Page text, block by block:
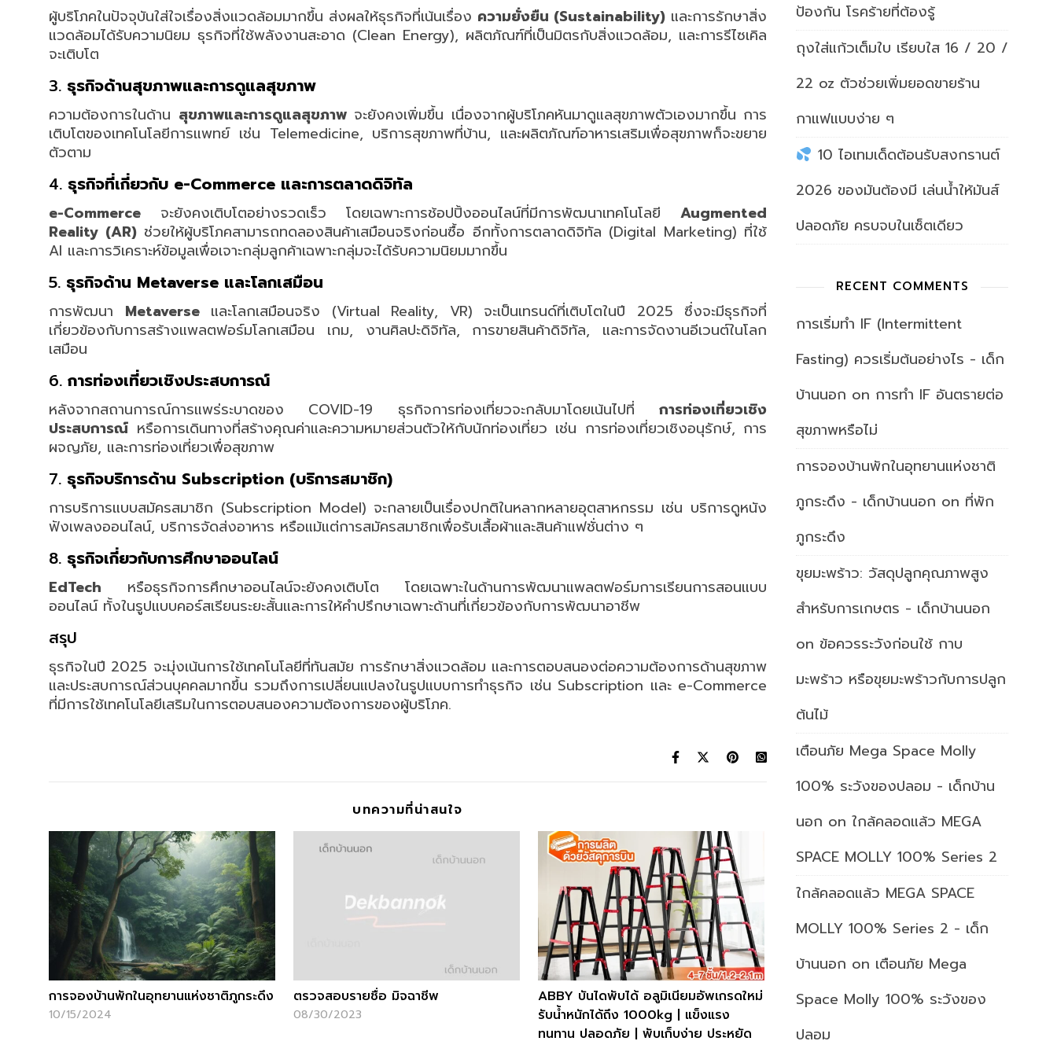
ผู้บริโภคในปัจจุบันใส่ใจเรื่องสิ่งแวดล้อมมากขึ้น ส่งผลให้ธุรกิจที่เน้นเรื่อง ความยั่งยืน (Sustainability) และการรักษาสิ่ง
แวดล้อมได้รับความนิยม ธุรกิจที่ใช้พลังงานสะอาด (Clean Energy), ผลิตภัณฑ์ที่เป็นมิตรกับสิ่งแวดล้อม, และการรีไซเคิล
จะเติบโต
3. ธุรกิจด้านสุขภาพและการดูแลสุขภาพ
ความต้องการในด้าน สุขภาพและการดูแลสุขภาพจะยังคงเพิ่มขึ้น เนื่องจากผู้บริโภคหันมาดูแลสุขภาพตัวเองมากขึ้น การ
เติบโตของเทคโนโลยีการแพทย์ เช่น Telemedicine, บริการสุขภาพที่บ้าน, และผลิตภัณฑ์อาหารเสริมเพื่อสุขภาพก็จะขยาย
ตัวตาม
4. ธุรกิจที่เกี่ยวกับ e-Commerce และการตลาดดิจิทัล
e-Commerce จะยังคงเติบโตอย่างรวดเร็ว โดยเฉพาะการช้อปปิ้งออนไลน์ที่มีการพัฒนาเทคโนโลยี Augmented
Reality (AR)ช่วยให้ผู้บริโภคสามารถทดลองสินค้าเสมือนจริงก่อนซื้อ อีกทั้งการตลาดดิจิทัล (Digital Marketing) ที่ใช้
AI และการวิเคราะห์ข้อมูลเพื่อเจาะกลุ่มลูกค้าเฉพาะกลุ่มจะได้รับความนิยมมากขึ้น
5. ธุรกิจด้าน Metaverse และโลกเสมือน
การพัฒนา Metaverseและโลกเสมือนจริง (Virtual Reality, VR) จะเป็นเทรนด์ที่เติบโตในปี 2025 ซึ่งจะมีธุรกิจที่
เกี่ยวข้องกับการสร้างแพลตฟอร์มโลกเสมือน เกม, งานศิลปะดิจิทัล, การขายสินค้าดิจิทัล, และการจัดงานอีเวนต์ในโลก
เสมือน
6. การท่องเที่ยวเชิงประสบการณ์
หลังจากสถานการณ์การแพร่ระบาดของ COVID-19 ธุรกิจการท่องเที่ยวจะกลับมาโดยเน้นไปที่ การท่องเที่ยวเชิง
ประสบการณ์ หรือการเดินทางที่สร้างคุณค่าและความหมายส่วนตัวให้กับนักท่องเที่ยว เช่น การท่องเที่ยวเชิงอนุรักษ์, การ
ผจญภัย, และการท่องเที่ยวเพื่อสุขภาพ
7. ธุรกิจบริการด้าน Subscription (บริการสมาชิก)
การบริการแบบสมัครสมาชิก (Subscription Model) จะกลายเป็นเรื่องปกติในหลากหลายอุตสาหกรรม เช่น บริการดูหนัง
ฟังเพลงออนไลน์, บริการจัดส่งอาหาร หรือแม้แต่การสมัครสมาชิกเพื่อรับเสื้อผ้าและสินค้าแฟชั่นต่าง ๆ
8. ธุรกิจเกี่ยวกับการศึกษาออนไลน์
EdTech หรือธุรกิจการศึกษาออนไลน์จะยังคงเติบโต โดยเฉพาะในด้านการพัฒนาแพลตฟอร์มการเรียนการสอนแบบ
ออนไลน์ ทั้งในรูปแบบคอร์สเรียนระยะสั้นและการให้คำปรึกษาเฉพาะด้านที่เกี่ยวข้องกับการพัฒนาอาชีพ
สรุป
ธุรกิจในปี 2025 จะมุ่งเน้นการใช้เทคโนโลยีที่ทันสมัย การรักษาสิ่งแวดล้อม และการตอบสนองต่อความต้องการด้านสุขภาพ
และประสบการณ์ส่วนบุคคลมากขึ้น รวมถึงการเปลี่ยนแปลงในรูปแบบการทำธุรกิจ เช่น Subscription และ e-Commerce
ที่มีการใช้เทคโนโลยีเสริมในการตอบสนองความต้องการของผู้บริโภค.
บทความที่น่าสนใจ
การจองบ้านพักในอุทยานแห่งชาติภูกระดึง
10/15/2024
ตรวจสอบรายชื่อ มิจฉาชีพ
08/30/2023
ABBY บันไดพับได้ อลูมิเนียมอัพเกรดใหม่
รับน้ำหนักได้ถึง 1000kg | แข็งแรง
ทนทาน ปลอดภัย | พับเก็บง่าย ประหยัด
ป้องกัน โรคร้ายที่ต้องรู้
ถุงใส่แก้วเต็มใบ เรียบใส 16 / 20 /
22 oz ตัวช่วยเพิ่มยอดขายร้าน
กาแฟแบบง่าย ๆ
10 ไอเทมเด็ดต้อนรับสงกรานต์
2026 ของมันต้องมี เล่นน้ำให้มันส์
ปลอดภัย ครบจบในเซ็ตเดียว
RECENT COMMENTS
การเริ่มทำ IF (Intermittent
Fasting) ควรเริ่มต้นอย่างไร - เด็ก
บ้านนอก on การทำ IF อันตรายต่อ
สุขภาพหรือไม่
การจองบ้านพักในอุทยานแห่งชาติ
ภูกระดึง - เด็กบ้านนอก on ที่พัก
ภูกระดึง
ขุยมะพร้าว: วัสดุปลูกคุณภาพสูง
สำหรับการเกษตร - เด็กบ้านนอก
on ข้อควรระวังก่อนใช้ กาบ
มะพร้าว หรือขุยมะพร้าวกับการปลูก
ต้นไม้
เตือนภัย Mega Space Molly
100% ระวังของปลอม - เด็กบ้าน
นอก on ใกล้คลอดแล้ว MEGA
SPACE MOLLY 100% Series 2
ใกล้คลอดแล้ว MEGA SPACE
MOLLY 100% Series 2 - เด็ก
บ้านนอก on เตือนภัย Mega
Space Molly 100% ระวังของ
ปลอม